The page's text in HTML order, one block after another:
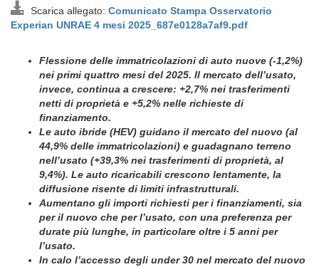
Scarica allegato: Comunicato Stampa Osservatorio
Experian UNRAE 4 mesi 2025_687e0128a7af9.pdf
Flessione delle immatricolazioni di auto nuove (-1,2%)
nei primi quattro mesi del 2025. Il mercato dell’usato,
invece, continua a crescere: +2,7% nei trasferimenti
netti di proprietà e +5,2% nelle richieste di
finanziamento.
Le auto ibride (HEV) guidano il mercato del nuovo (al
44,9% delle immatricolazioni) e guadagnano terreno
nell’usato (+39,3% nei trasferimenti di proprietà, al
9,4%). Le auto ricaricabili crescono lentamente, la
diffusione risente di limiti infrastrutturali.
Aumentano gli importi richiesti per i finanziamenti, sia
per il nuovo che per l’usato, con una preferenza per
durate più lunghe, in particolare oltre i 5 anni per
l’usato.
In calo l’accesso degli under 30 nel mercato del nuovo